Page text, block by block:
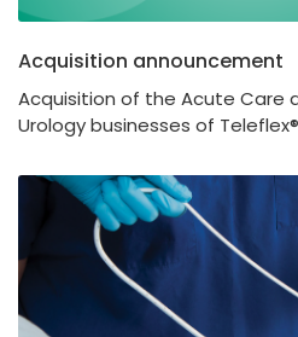
Acquisition announcement
Acquisition of the Acute Care
Urology businesses of Teleflex®